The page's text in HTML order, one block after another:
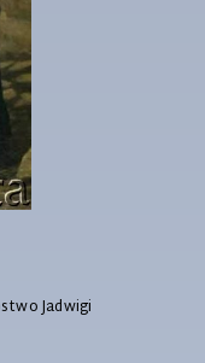
Jadwigi